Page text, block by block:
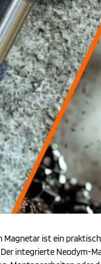
Magnetar ist ein
Der integrierte